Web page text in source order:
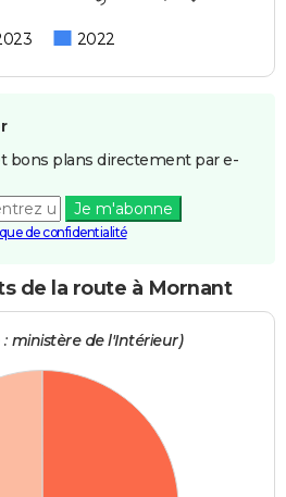
2022
bons plans directement par e-
Je m'abonne
de confidentialité
de la route à Mornant
ministère de l'Intérieur)